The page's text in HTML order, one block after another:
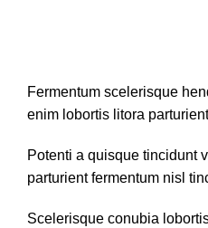
Fermentum scelerisque
enim lobortis litora
Potenti a quisque tincidunt
parturient fermentum nisl
Scelerisque conubia